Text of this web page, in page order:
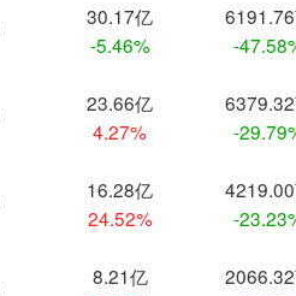
30.17亿
-5.46%
-
23.66亿
4.27%
-
16.28亿
24.52%
-
8.21亿